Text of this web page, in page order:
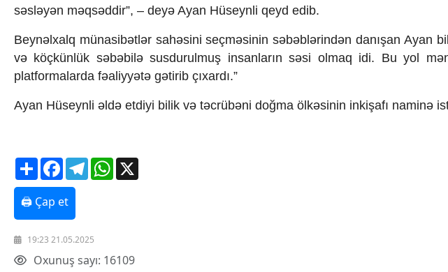
səsləyən məqsəddir”, – deyə Ayan Hüseynli qeyd edib.
Beynəlxalq münasibətlər sahəsini seçməsinin səbəblərindən danışan Ayan
və köçkünlük səbəbilə susdurulmuş insanların səsi olmaq idi. Bu yol
platformalarda fəaliyyətə gətirib çıxardı.”
Ayan Hüseynli əldə etdiyi bilik və təcrübəni doğma ölkəsinin inkişafı naminə
ShareFacebookTelegramWhatsApp
🖨 Çap et
19:23 21.05.2025
Oxunuş sayı: 16109